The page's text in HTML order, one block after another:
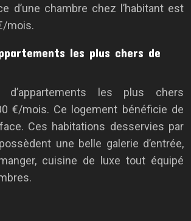
d’une chambre chez l’habitant est
mois.
les plus chers de
d’appartements les plus chers
€/mois. Ce logement bénéficie de
Ces habitations desservies par
une belle galerie d’entrée,
cuisine de luxe tout équipé